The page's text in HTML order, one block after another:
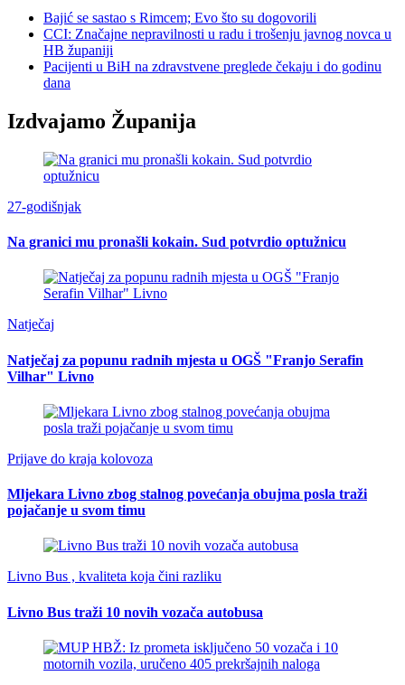
Bajić se sastao s Rimcem; Evo što su dogovorili
CCI: Značajne nepravilnosti u radu i trošenju javnog novca u
HB županiji
Pacijenti u BiH na zdravstvene preglede čekaju i do godinu
dana
Izdvajamo Županija
27-godišnjak
Na granici mu pronašli kokain. Sud potvrdio optužnicu
Natječaj
Natječaj za popunu radnih mjesta u OGŠ "Franjo Serafin
Vilhar" Livno
Prijave do kraja kolovoza
Mljekara Livno zbog stalnog povećanja obujma posla traži
pojačanje u svom timu
Livno Bus , kvaliteta koja čini razliku
Livno Bus traži 10 novih vozača autobusa